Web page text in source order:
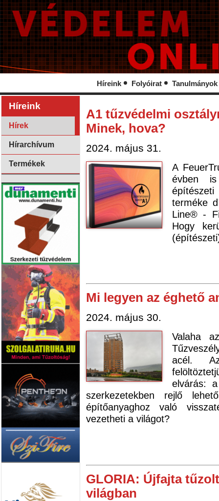
Híreink Folyóirat Tanulmányok
Híreink
Hírek
Hírarchívum
Termékek
A1 tűzvédelmi
Minek, hova?
2024. május 31.
A
évben
terméke
Line® -
Hogy
Mi legyen az éghető
2024. május 30.
Valaha
acél. Az
elvárás:
szerkezetekben rejlő
építőanyaghoz való
vezetheti a világot?
GLORIA: Újfajta
világban